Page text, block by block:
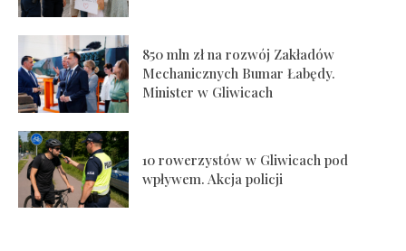
850 mln zł na rozwój Zakładów
Mechanicznych Bumar Łabędy.
Minister w Gliwicach
10 rowerzystów w Gliwicach pod
wpływem. Akcja policji